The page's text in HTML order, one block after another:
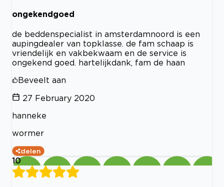
ongekendgoed
de beddenspecialist in amsterdamnoord is een
aupingdealer van topklasse. de fam schaap is
vriendelijk en vakbekwaam en de service is
ongekend goed. hartelijkdank, fam de haan
Beveelt aan
27 February 2020
hanneke
wormer
delen
10